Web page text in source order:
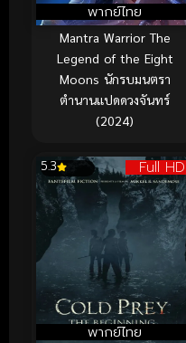
พากย์ไทย
Mantra Warrior The
Legend of the Eight
Moons นักรบมนตรา
ตำนานแปดดวงจันทร์
(2024)
Full HD
พากย์ไทย
5.3